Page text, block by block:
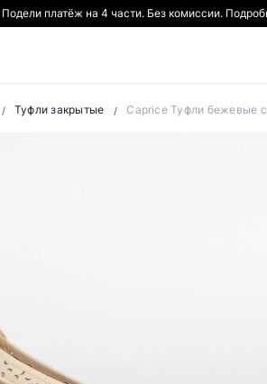
Подели платёж на 4 части. Без комиссии.
Туфли закрытые Caprice Туфли бежевые